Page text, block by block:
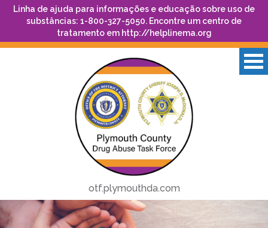
Linha de ajuda para informações e educação sobre uso de
substâncias: 1-800-327-5050. Encontre um centro de
tratamento em http://helplinema.org
otf.plymouthda.com